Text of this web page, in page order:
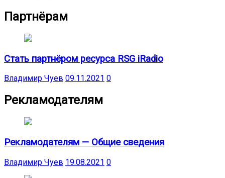
Партнёрам
Стать партнёром ресурса RSG iRadio
Владимир Чуев 09.11.2021 0
Рекламодателям
Рекламодателям — Общие сведения
Владимир Чуев 19.08.2021 0